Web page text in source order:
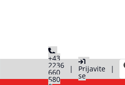
+43
2236
660
580
| Prijavite
se
|